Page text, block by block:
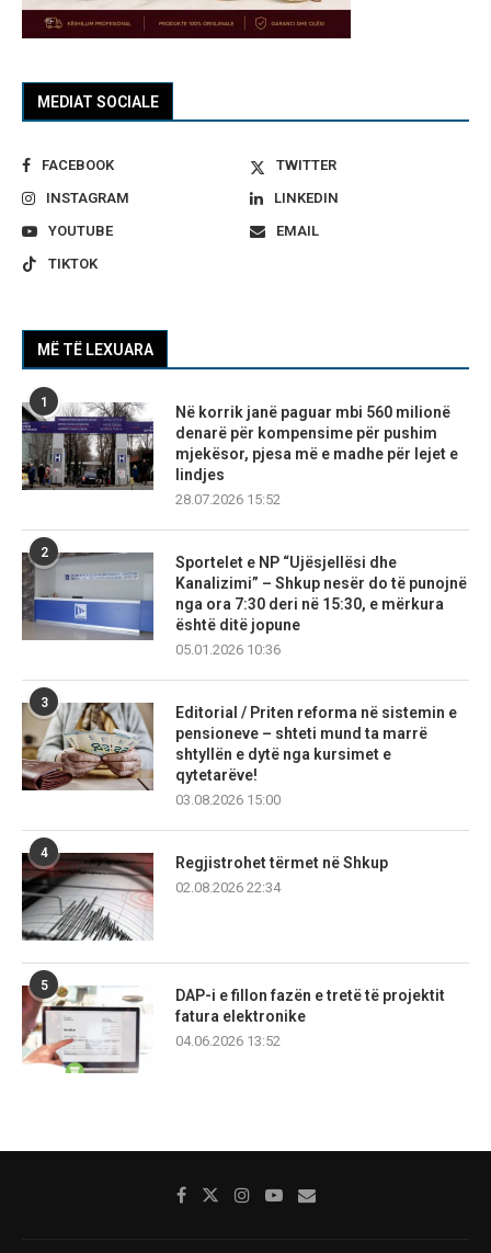
MEDIAT SOCIALE
FACEBOOK
TWITTER
INSTAGRAM
LINKEDIN
YOUTUBE
EMAIL
TIKTOK
MË TË LEXUARA
1
Në korrik janë paguar mbi 560 milionë
denarë për kompensime për pushim
mjekësor, pjesa më e madhe për lejet e
lindjes
28.07.2026 15:52
2
Sportelet e NP “Ujësjellësi dhe
Kanalizimi” – Shkup nesër do të punojnë
nga ora 7:30 deri në 15:30, e mërkura
është ditë jopune
05.01.2026 10:36
3
Editorial / Priten reforma në sistemin e
pensioneve – shteti mund ta marrë
shtyllën e dytë nga kursimet e
qytetarëve!
03.08.2026 15:00
4
Regjistrohet tërmet në Shkup
02.08.2026 22:34
5
DAP-i e fillon fazën e tretë të projektit
fatura elektronike
04.06.2026 13:52